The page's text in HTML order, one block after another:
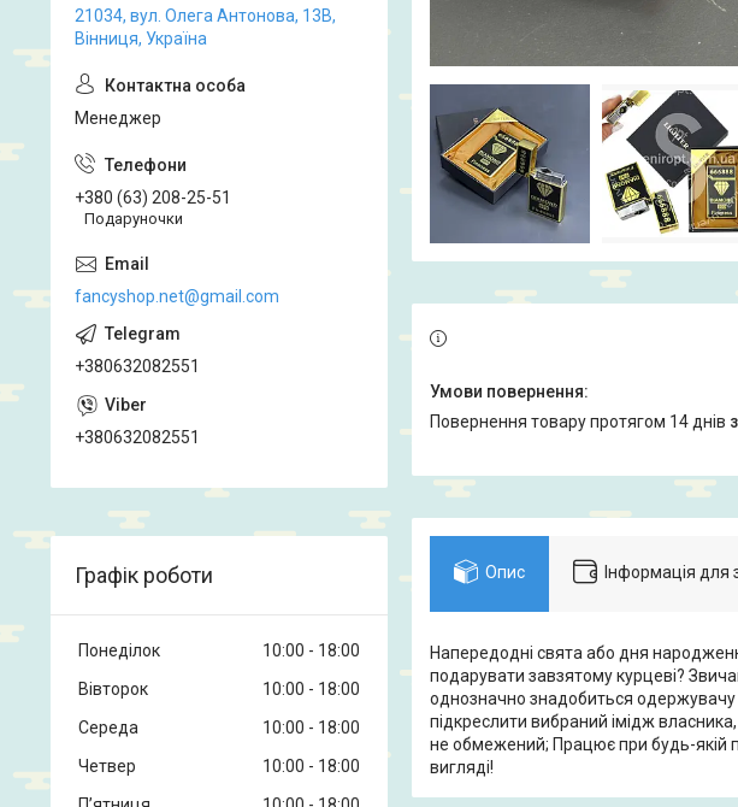
повернення товару протягом 14 днів
Опис Інформація для
Напередодні свята або дня
подарувати завзятому курцеві?
однозначно знадобиться одержувачу
підкреслити вибраний імідж
не обмежений; Працює при будь-якій
вигляді!
21034, вул. Олега Антонова, 13В,
Вінниця, Україна
Менеджер
+380 (63) 208-25-51
Подаруночки
fancyshop.net@gmail.com
+380632082551
+380632082551
Графік роботи
Понеділок 10:00
18:00
Вівторок
10:00
18:00
Середа
10:00
18:00
Четвер
10:00
18:00